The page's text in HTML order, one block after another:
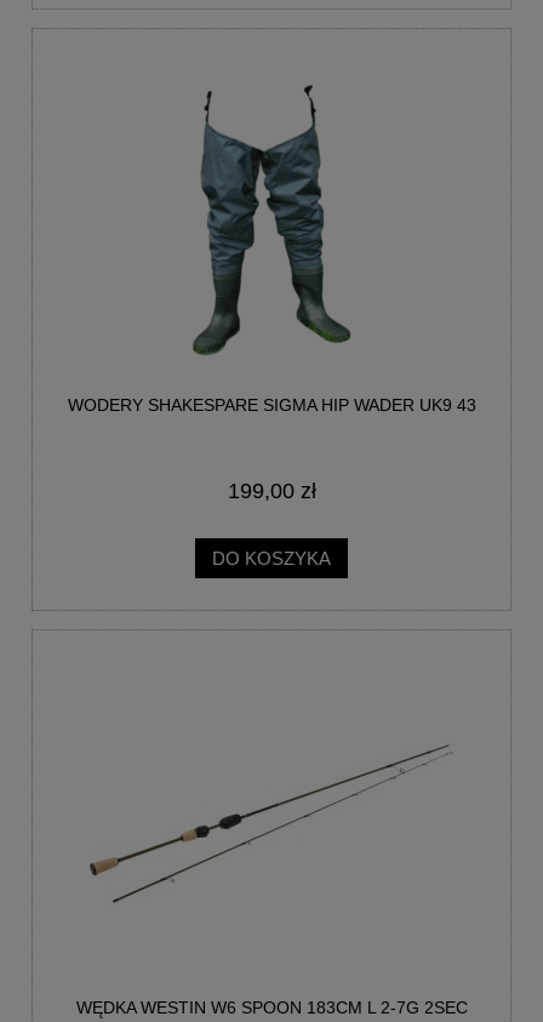
WODERY SHAKESPARE SIGMA HIP WADER UK9 43
199,00 zł
DO KOSZYKA
WĘDKA WESTIN W6 SPOON 183CM L 2-7G 2SEC